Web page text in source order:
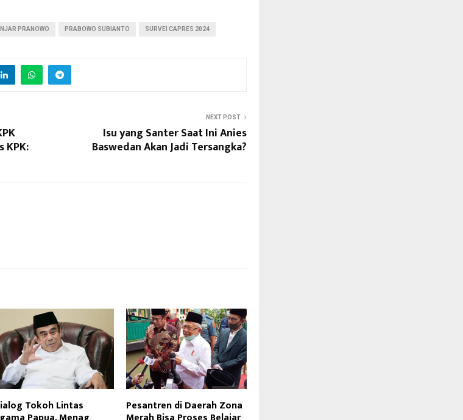
PRANOWO PRABOWO SUBIANTO SURVEI CAPRES 2024
KPK:
NEXT POST
Isu yang Santer Saat Ini Anies
Baswedan Akan Jadi Tersangka?
Tokoh Lintas Pesantren di Daerah Zona